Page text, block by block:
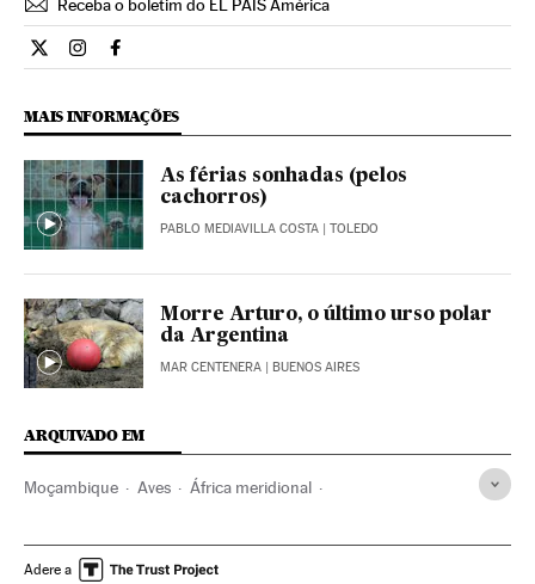
Receba o boletim do EL PAÍS América
Ciencia El País Brasil en Twitter
Ciencia El País Brasil en Instagram
Ciencia El País Brasil en Facebook
MAIS INFORMAÇÕES
As férias sonhadas (pelos
cachorros)
PABLO MEDIAVILLA COSTA | TOLEDO
Morre Arturo, o último urso polar
da Argentina
MAR CENTENERA | BUENOS AIRES
ARQUIVADO EM
Moçambique Aves África meridional
África Animais Fauna
Adere a